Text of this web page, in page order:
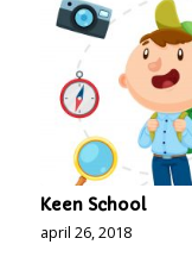
Keen School
april 26, 2018